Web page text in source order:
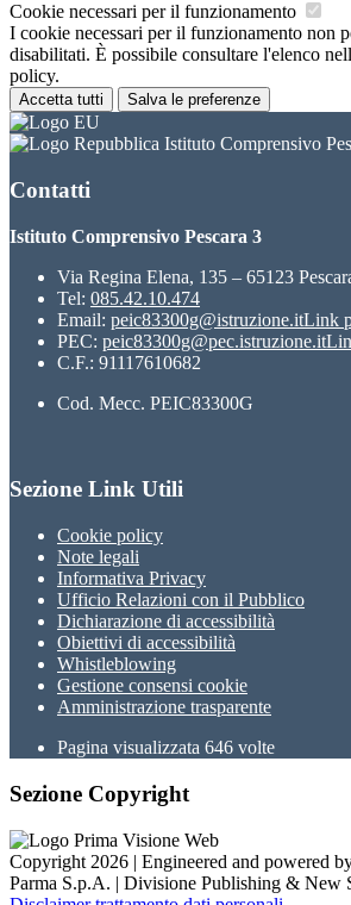
Cookie necessari per il funzionamento
I cookie necessari per il funzionamento non
disabilitati. È possibile consultare l'elenco
policy.
Accetta tutti Salva le preferenze
Istituto Comprensivo
Contatti
Istituto Comprensivo Pescara 3
Via Regina Elena, 135 – 65123
Tel: 085.42.10.474
Email: peic83300g@istruzione.itLink
PEC: peic83300g@pec.istruzione.it
C.F.: 91117610682
Cod. Mecc. PEIC83300G
Sezione Link Utili
Cookie policy
Note legali
Informativa Privacy
Ufficio Relazioni con il Pubblico
Dichiarazione di accessibilità
Obiettivi di accessibilità
Whistleblowing
Gestione consensi cookie
Amministrazione trasparente
Pagina visualizzata 646 volte
Sezione Copyright
Copyright 2026 | Engineered and powered
Parma S.p.A. | Divisione Publishing & New